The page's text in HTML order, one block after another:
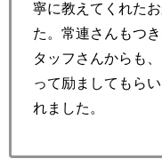
寧に教えてくれた
た。常連さんもつ
タッフさんからも
って励ましてもら
れました。